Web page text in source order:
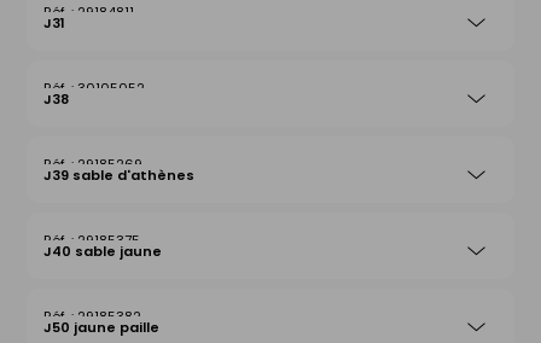
29184811
J31
30105052
J38
29185269
J39 sable d'athènes
29185375
J40 sable jaune
29185382
J50 jaune paille